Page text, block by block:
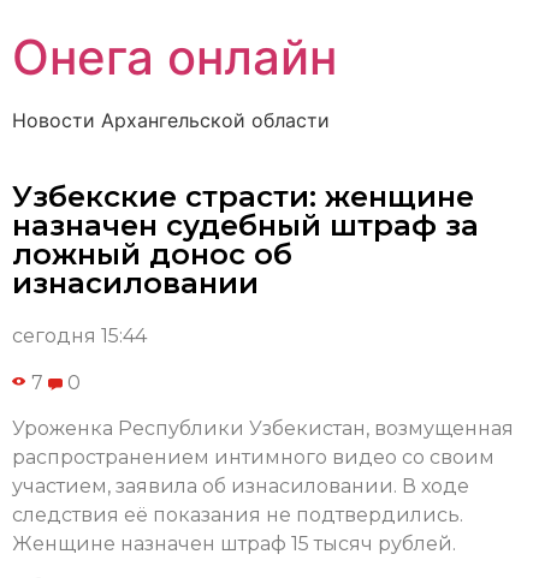
Онега онлайн
Новости Архангельской области
Узбекские страсти: женщине
назначен судебный штраф за
ложный донос об
изнасиловании
сегодня 15:44
7 0
Уроженка Республики Узбекистан, возмущенная
распространением интимного видео со своим
участием, заявила об изнасиловании. В ходе
следствия её показания не подтвердились.
Женщине назначен штраф 15 тысяч рублей.